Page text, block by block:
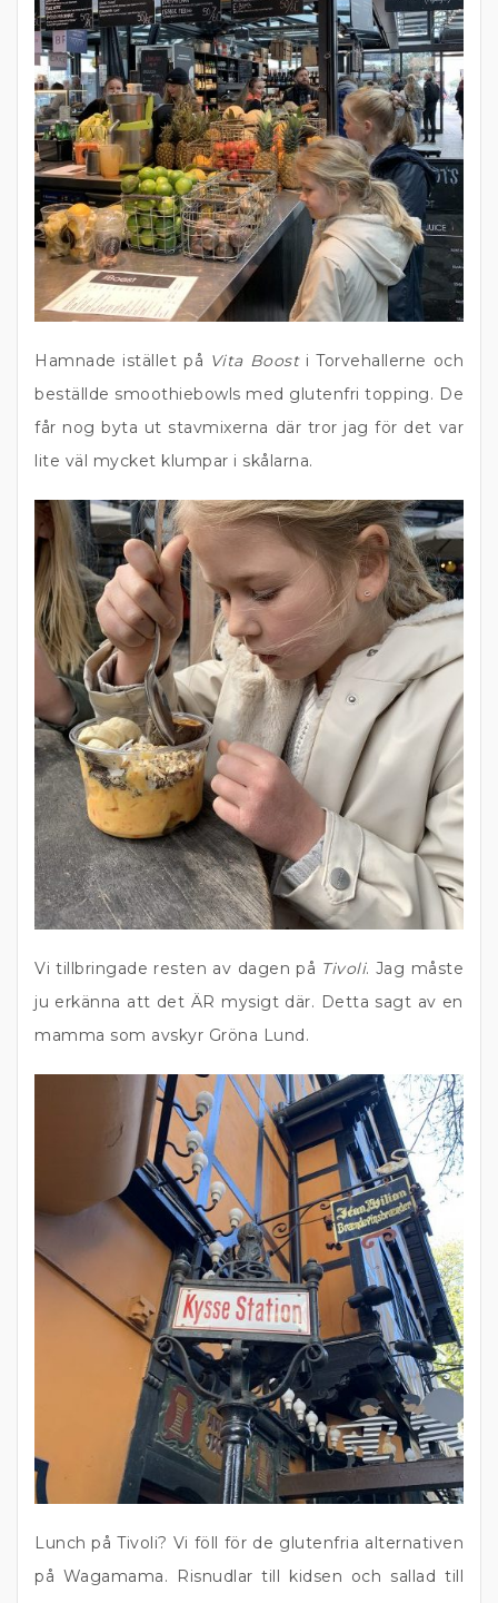
Hamnade istället på Vita Boosti Torvehallerne och
beställde smoothiebowls med glutenfri topping. De
får nog byta ut stavmixerna där tror jag för det var
lite väl mycket klumpar i skålarna.
Vi tillbringade resten av dagen på Tivoli. Jag måste
ju erkänna att det ÄR mysigt där. Detta sagt av en
mamma som avskyr Gröna Lund.
Lunch på Tivoli? Vi föll för de glutenfria alternativen
på Wagamama. Risnudlar till kidsen och sallad till